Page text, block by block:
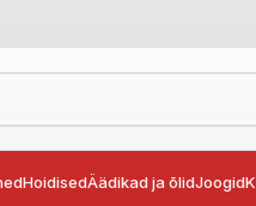
HoidisedÄädikad ja õlidJoogid